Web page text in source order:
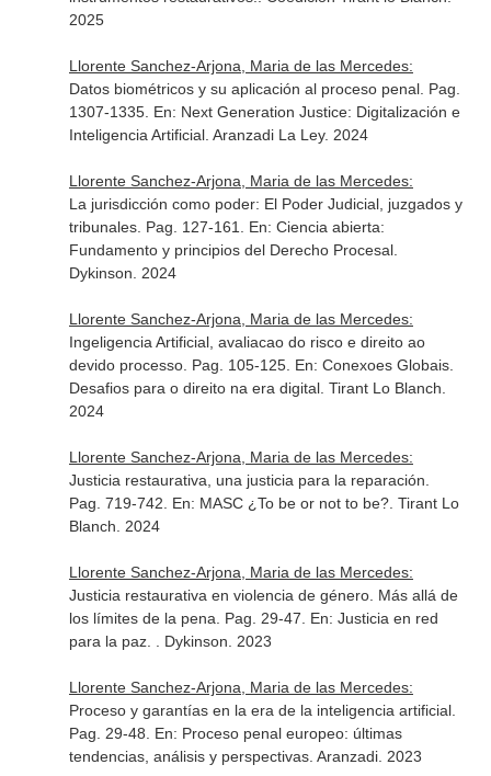
2025
Llorente Sanchez-Arjona, Maria de las Mercedes:
Datos biométricos y su aplicación al proceso penal. Pag.
1307-1335. En: Next Generation Justice: Digitalización e
Inteligencia Artificial. Aranzadi La Ley. 2024
Llorente Sanchez-Arjona, Maria de las Mercedes:
La jurisdicción como poder: El Poder Judicial, juzgados y
tribunales. Pag. 127-161. En: Ciencia abierta:
Fundamento y principios del Derecho Procesal.
Dykinson. 2024
Llorente Sanchez-Arjona, Maria de las Mercedes:
Ingeligencia Artificial, avaliacao do risco e direito ao
devido processo. Pag. 105-125. En: Conexoes Globais.
Desafios para o direito na era digital. Tirant Lo Blanch.
2024
Llorente Sanchez-Arjona, Maria de las Mercedes:
Justicia restaurativa, una justicia para la reparación.
Pag. 719-742. En: MASC ¿To be or not to be?. Tirant Lo
Blanch. 2024
Llorente Sanchez-Arjona, Maria de las Mercedes:
Justicia restaurativa en violencia de género. Más allá de
los límites de la pena. Pag. 29-47. En: Justicia en red
para la paz. . Dykinson. 2023
Llorente Sanchez-Arjona, Maria de las Mercedes:
Proceso y garantías en la era de la inteligencia artificial.
Pag. 29-48. En: Proceso penal europeo: últimas
tendencias, análisis y perspectivas. Aranzadi. 2023